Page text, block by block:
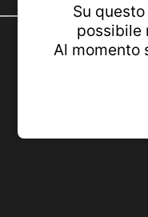
Friuli
Su
possibile
Al momento